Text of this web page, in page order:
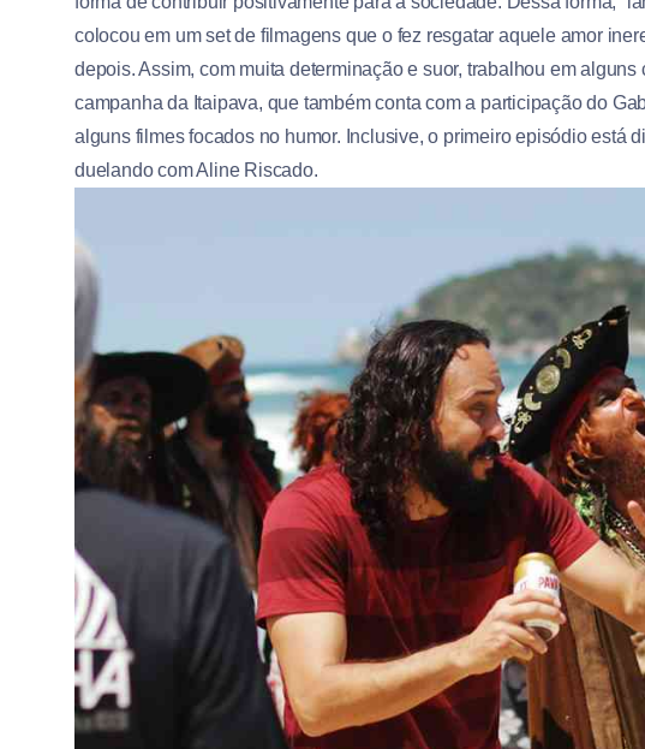
colocou em um set de filmagens que o fez resgatar aquele amor
depois. Assim, com muita determinação e suor, trabalhou em
campanha da Itaipava, que também conta com a participação do
alguns filmes focados no humor. Inclusive, o primeiro episódio está
duelando com Aline Riscado.